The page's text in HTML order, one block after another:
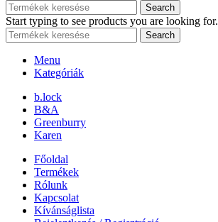
Search
Start typing to see products you are looking for.
Search
Menu
Kategóriák
b.lock
B&A
Greenburry
Karen
Főoldal
Termékek
Rólunk
Kapcsolat
Kívánságlista